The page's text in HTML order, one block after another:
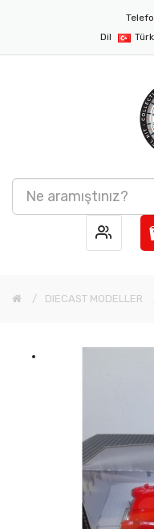
Dil
DIECAST MODELLER